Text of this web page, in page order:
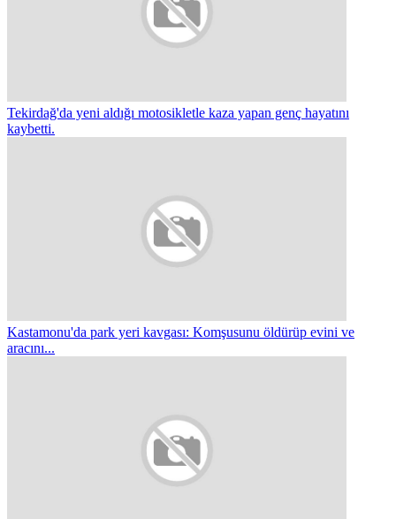
Tekirdağ'da yeni aldığı motosikletle kaza yapan genç hayatını
kaybetti.
Kastamonu'da park yeri kavgası: Komşusunu öldürüp evini ve
aracını...